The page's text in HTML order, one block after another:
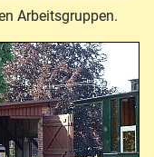
Arbeitsgruppen.